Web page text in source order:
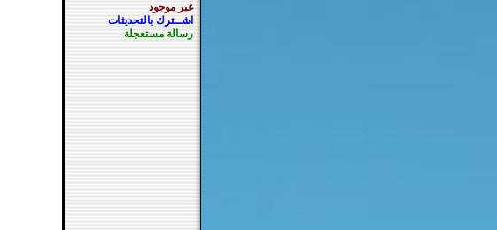
غير موجود
اشــترك بالتحديثات
رسالة مستعجلة